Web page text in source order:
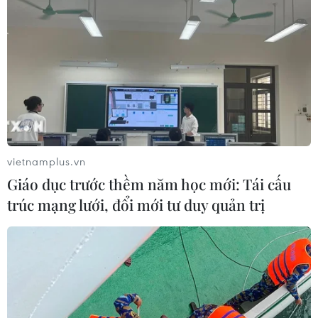
Bộ Y tế: Đề xuất quỹ Bảo hiểm y tế
thanh toán chi phí khám chữa bệnh y
học gia đình
03/08/2026 07:04
Siết giám định, kiểm soát chặt chi
phí khám chữa bệnh bảo hiểm y tế
02/08/2026 10:10
Điều trị hiệu quả ca ung thư phổi
mang đồng thời hai đột biến gen
hiếm gặp
02/08/2026 05:58
vietnamplus.vn
Giáo dục trước thềm năm học mới: Tái cấu
trúc mạng lưới, đổi mới tư duy quản trị